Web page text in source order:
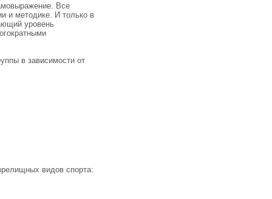
Все
и методике. И только в
уровень
в зависимости от
видов спорта: